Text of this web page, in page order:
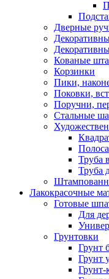
Дверные
Кованые
Корзинки
Пики,
Поковки,
Поручни,
Стальные
Труба
Труба
Лакокрасочные
Готовые
Для
Грунтовки
Грунт
Грунт
Грунт-